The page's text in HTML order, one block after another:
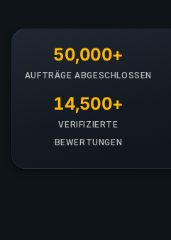
50,000+
AUFTRÄGE ABGESCHLOSSEN
14,500+
VERIFIZIERTE
BEWERTUNGEN